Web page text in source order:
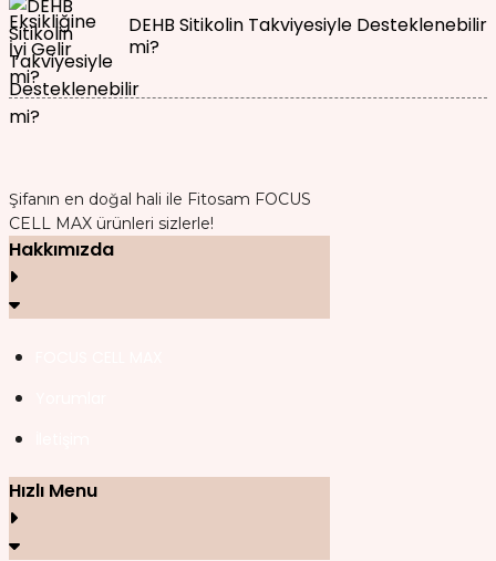
DEHB Sitikolin Takviyesiyle Desteklenebilir
mi?
Şifanın en doğal hali ile Fitosam FOCUS
CELL MAX ürünleri sizlerle!
Hakkımızda
Hızlı Menu